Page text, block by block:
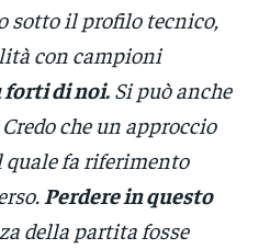
sotto il profilo tecnico,
con campioni
forti di noi.Si può anche
che un approccio
quale fa riferimento
Perdere in questo
della partita fosse